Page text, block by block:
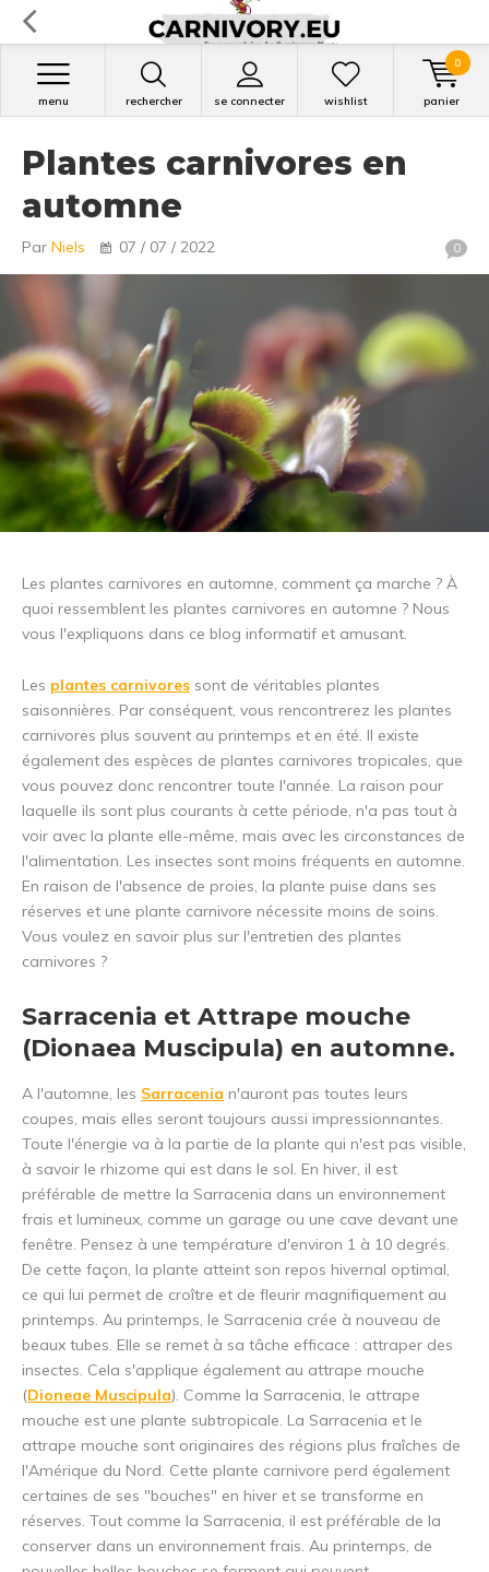
rechercher se connecter
menu wishlist panier
0
Plantes carnivores en
automne
Par Niels 07 / 07 / 2022 0
Les plantes carnivores en automne, comment ça marche ? À
quoi ressemblent les plantes carnivores en automne ? Nous
vous l'expliquons dans ce blog informatif et amusant.
Les plantes carnivores sont de véritables plantes
saisonnières. Par conséquent, vous rencontrerez les plantes
carnivores plus souvent au printemps et en été. Il existe
également des espèces de plantes carnivores tropicales, que
vous pouvez donc rencontrer toute l'année. La raison pour
laquelle ils sont plus courants à cette période, n'a pas tout à
voir avec la plante elle-même, mais avec les circonstances de
l'alimentation. Les insectes sont moins fréquents en automne.
En raison de l'absence de proies, la plante puise dans ses
réserves et une plante carnivore nécessite moins de soins.
Vous voulez en savoir plus sur l'entretien des plantes
carnivores ?
Sarracenia et Attrape mouche
(Dionaea Muscipula) en automne.
A l'automne, les Sarracenia n'auront pas toutes leurs
coupes, mais elles seront toujours aussi impressionnantes.
Toute l'énergie va à la partie de la plante qui n'est pas visible,
à savoir le rhizome qui est dans le sol. En hiver, il est
préférable de mettre la Sarracenia dans un environnement
frais et lumineux, comme un garage ou une cave devant une
fenêtre. Pensez à une température d'environ 1 à 10 degrés.
De cette façon, la plante atteint son repos hivernal optimal,
ce qui lui permet de croître et de fleurir magnifiquement au
printemps. Au printemps, le Sarracenia crée à nouveau de
beaux tubes. Elle se remet à sa tâche efficace : attraper des
insectes. Cela s'applique également au attrape mouche
(Dioneae Muscipula). Comme la Sarracenia, le attrape
mouche est une plante subtropicale. La Sarracenia et le
attrape mouche sont originaires des régions plus fraîches de
l'Amérique du Nord. Cette plante carnivore perd également
certaines de ses "bouches" en hiver et se transforme en
réserves. Tout comme la Sarracenia, il est préférable de la
conserver dans un environnement frais. Au printemps, de